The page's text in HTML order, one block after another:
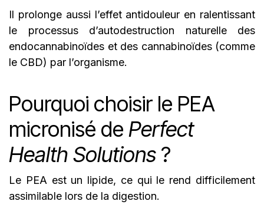
Il prolonge aussi l’effet antidouleur en ralentissant
le processus d’autodestruction naturelle des
endocannabinoïdes et des cannabinoïdes (comme
le CBD) par l’organisme.
Pourquoi choisir le PEA
micronisé de Perfect
Health Solutions ?
Le PEA est un lipide, ce qui le rend difficilement
assimilable lors de la digestion.